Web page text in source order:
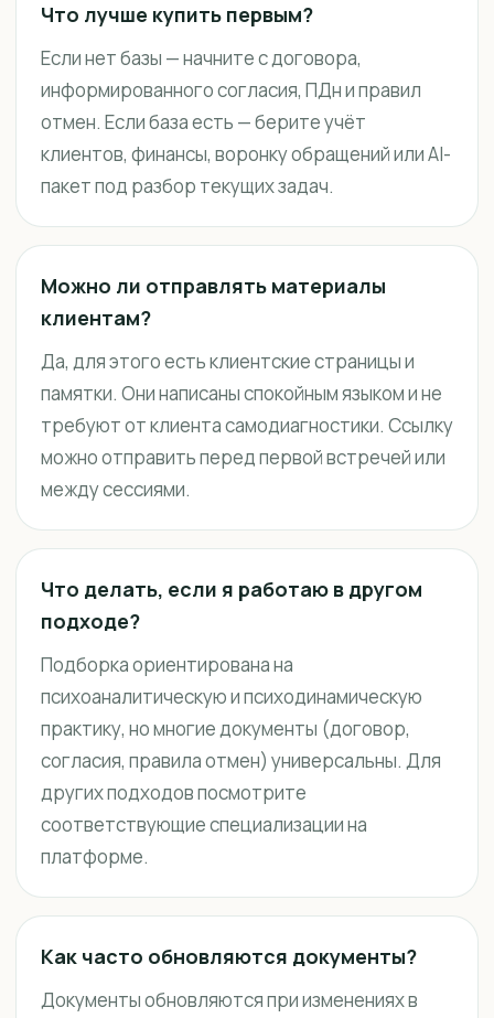
Что лучше купить первым?
Если нет базы — начните с договора,
информированного согласия, ПДн и правил
отмен. Если база есть — берите учёт
клиентов, финансы, воронку обращений или AI-
пакет под разбор текущих задач.
Можно ли отправлять материалы
клиентам?
Да, для этого есть клиентские страницы и
памятки. Они написаны спокойным языком и не
требуют от клиента самодиагностики. Ссылку
можно отправить перед первой встречей или
между сессиями.
Что делать, если я работаю в другом
подходе?
Подборка ориентирована на
психоаналитическую и психодинамическую
практику, но многие документы (договор,
согласия, правила отмен) универсальны. Для
других подходов посмотрите
соответствующие специализации на
платформе.
Как часто обновляются документы?
Документы обновляются при изменениях в